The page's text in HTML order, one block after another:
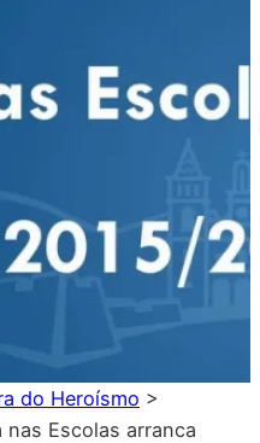
do Heroísmo >
nas Escolas arranca